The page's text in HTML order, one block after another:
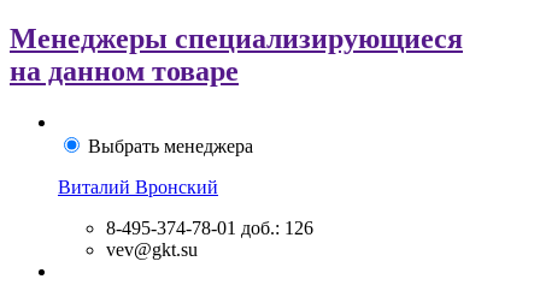
Менеджеры специализирующиеся
на данном товаре
Выбрать менеджера
Виталий Вронский
8-495-374-78-01 доб.: 126
vev@gkt.su